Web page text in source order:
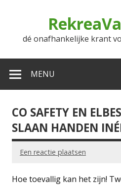
dé onafhankelijke krant
MENU
CO SAFETY EN
SLAAN HANDEN
Een reactie plaatsen
Hoe toevallig kan het zijn!